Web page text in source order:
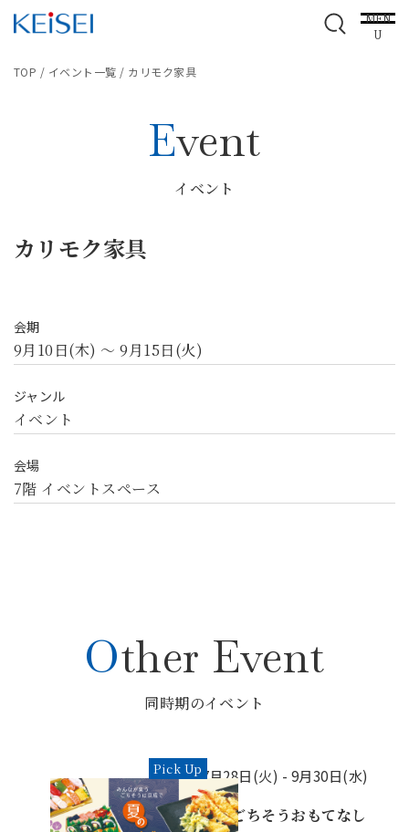
MEN
U
TOP / イベント一覧 / カリモク家具
Event
イベント
カリモク家具
会期
9月10日(木) ～ 9月15日(火)
ジャンル
イベント
会場
7階 イベントスペース
Other Event
同時期のイベント
Pick Up7月28日(火) - 9月30日(水)
夏のごちそうおもてなし